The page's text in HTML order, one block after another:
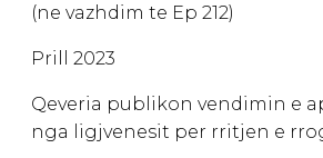
(ne vazhdim te Ep 212)
Prill 2023
Qeveria publikon vendimin e
nga ligjvenesit per rritjen e